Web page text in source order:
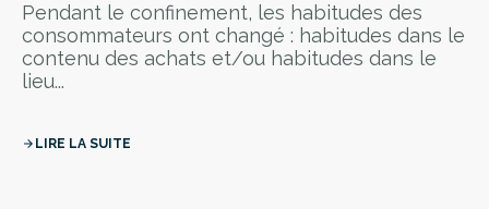
Pendant le confinement, les habitudes des
consommateurs ont changé : habitudes dans le
contenu des achats et/ou habitudes dans le
lieu...
arrow_forward LIRE LA SUITE